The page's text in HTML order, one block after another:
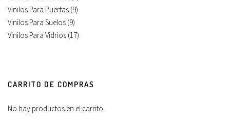
Vinilos Para Puertas (9)
Vinilos Para Suelos (9)
Vinilos Para Vidrios (17)
CARRITO DE COMPRAS
No hay productos en el carrito.